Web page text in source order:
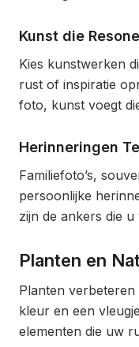
Kunst die
Kies kunstwerken
rust of inspiratie
foto, kunst voegt
Herinneringen
Familiefoto’s,
persoonlijke
zijn de ankers die
Planten en
Planten
kleur en een
elementen die uw